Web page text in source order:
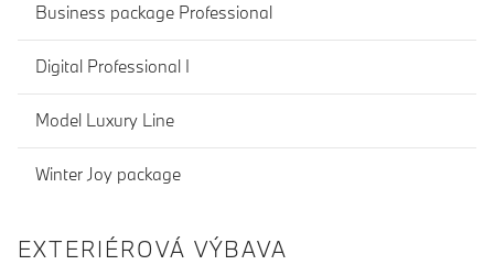
Business package Professional
Digital Professional I
Model Luxury Line
Winter Joy package
EXTERIÉROVÁ VÝBAVA